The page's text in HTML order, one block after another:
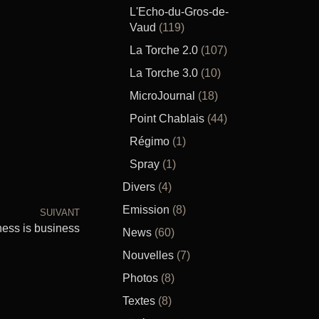
SUIVANT
is business
L'Echo-du-Gros-de-
Vaud (119)
La Torche 2.0 (107)
La Torche 3.0 (10)
MicroJournal (18)
Point Chablais (44)
Régimo (1)
Spray (1)
Divers (4)
Emission (8)
News (60)
Nouvelles (7)
Photos (8)
Textes (8)